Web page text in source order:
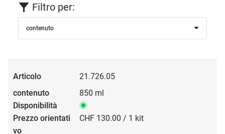
Filtro per:
contenuto
21.726.05
850 ml
CHF 130.00 / 1 kit